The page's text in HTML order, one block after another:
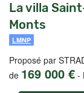
La villa
Monts
LMNP
Proposé par
de 169 000 € -